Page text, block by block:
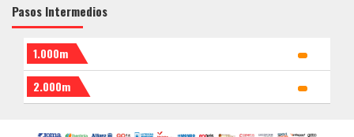
Pasos Intermedios
1.000m
2.000m